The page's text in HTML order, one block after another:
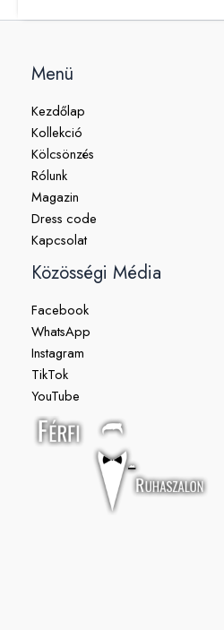
Menü
Kezdőlap
Kollekció
Kölcsönzés
Rólunk
Magazin
Dress code
Kapcsolat
Közösségi Média
Facebook
WhatsApp
Instagram
TikTok
YouTube